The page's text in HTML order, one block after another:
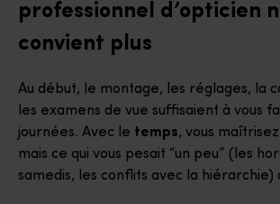
professionnel d’opticien
convient plus
Au début, le montage, les réglages, la
les examens de vue suffisaient à vous
journées. Avec le temps, vous
mais ce qui vous pesait “un peu” (les
samedis, les conflits avec la